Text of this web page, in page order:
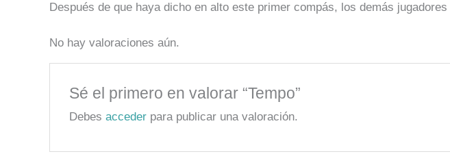
Después de que haya dicho en alto este primer compás, los demás jugadores
No hay valoraciones aún.
Sé el primero en valorar “Tempo”
Debesacceder para publicar una valoración.